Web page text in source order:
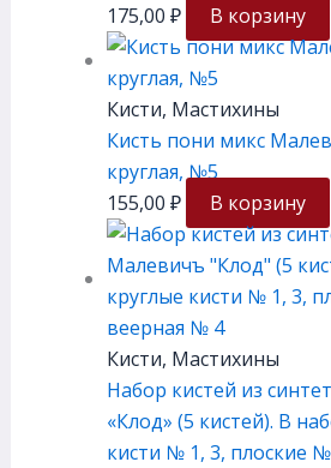
175,00 ₽ В корзину
Кисти, Мастихины
Кисть пони микс
круглая, №5
155,00 ₽ В корзину
Кисти, Мастихины
Набор кистей из
«Клод» (5 кистей). В
кисти № 1, 3, плоские